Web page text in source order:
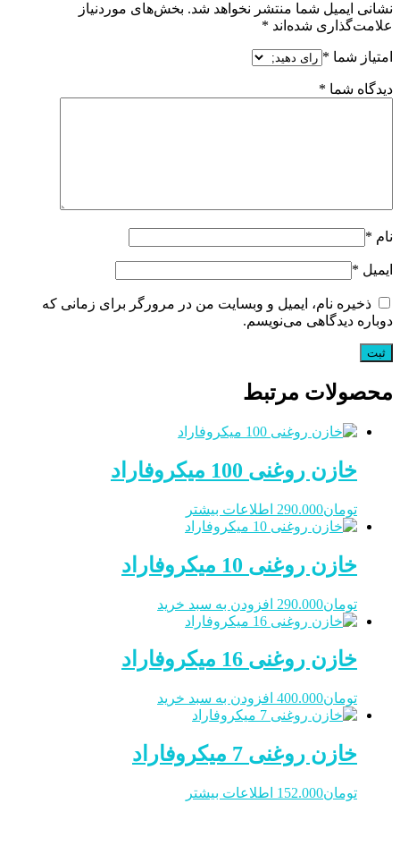
نشانی ایمیل شما منتشر نخواهد شد. بخش‌های موردنیاز
علامت‌گذاری شده‌اند *
امتیاز شما *
دیدگاه شما *
نام *
ایمیل *
ذخیره نام، ایمیل و وبسایت من در مرورگر برای زمانی که
دوباره دیدگاهی می‌نویسم.
محصولات مرتبط
خازن روغنی 100 میکروفاراد
تومان290.000 اطلاعات بیشتر
خازن روغنی 10 میکروفاراد
تومان290.000 افزودن به سبد خرید
خازن روغنی 16 میکروفاراد
تومان400.000 افزودن به سبد خرید
خازن روغنی 7 میکروفاراد
تومان152.000 اطلاعات بیشتر